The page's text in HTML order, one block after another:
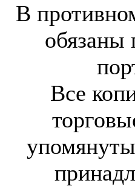
В
обязаны
Все